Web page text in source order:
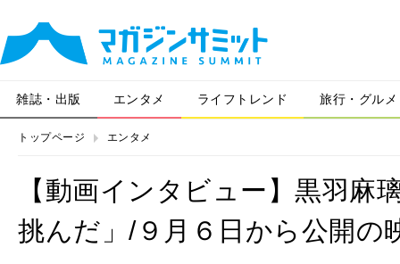
雑誌・出版 エンタメ ライフトレンド 旅行・グルメ
トップページ エンタメ
【動画インタビュー】黒羽麻
挑んだ」/９月６日から公開の